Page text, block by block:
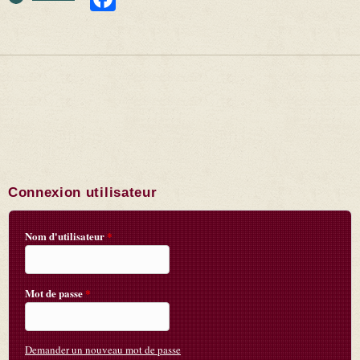
Connexion utilisateur
Nom d'utilisateur*
Mot de passe*
Demander un nouveau mot de passe